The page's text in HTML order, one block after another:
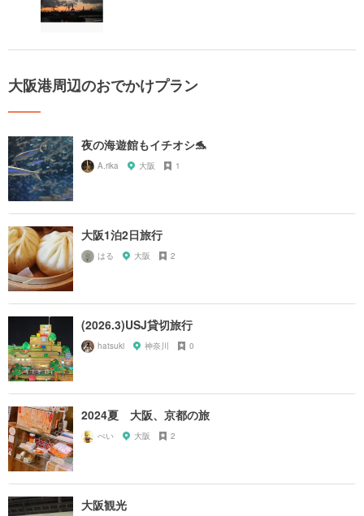
大阪港周辺のおでかけプラン
夜の海遊館もイチオシ🐬
A.rika 大阪 1
大阪1泊2日旅行
はる 大阪 2
(2026.3)USJ貸切旅行
hatsuki 神奈川 0
2024夏 大阪、京都の旅
ぺい 大阪 2
大阪観光